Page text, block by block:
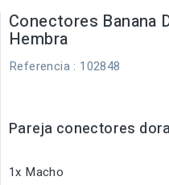
Conectores Banana
Hembra
Referencia : 102848
Pareja conectores
1x Macho